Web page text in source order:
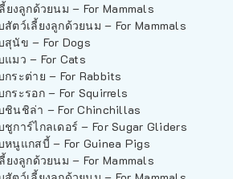
ยงลูกด้วยนม – For Mammals
สัตว์เลี้ยงลูกด้วยนม – For Mammals
สุนัข – For Dogs
แมว – For Cats
กระต่าย – For Rabbits
กระรอก – For Squirrels
ชินชิล่า – For Chinchillas
ชูการ์ไกลเดอร์ – For Sugar Gliders
หนูแกสบี้ – For Guinea Pigs
ยงลูกด้วยนม – For Mammals